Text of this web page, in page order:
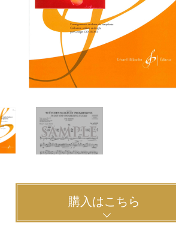
購入はこちら